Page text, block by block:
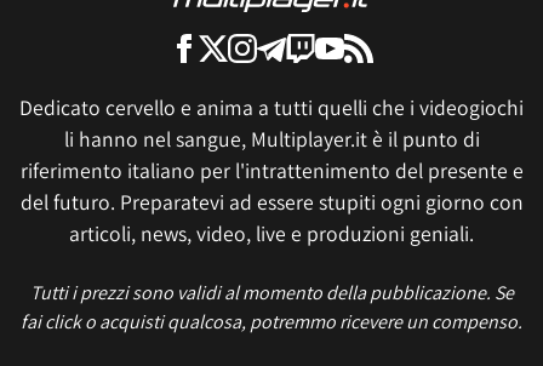
Dedicato cervello e anima a tutti quelli che i videogiochi
li hanno nel sangue, Multiplayer.it è il punto di
riferimento italiano per l'intrattenimento del presente e
del futuro. Preparatevi ad essere stupiti ogni giorno con
articoli, news, video, live e produzioni geniali.
Tutti i prezzi sono validi al momento della pubblicazione. Se
fai click o acquisti qualcosa, potremmo ricevere un compenso.